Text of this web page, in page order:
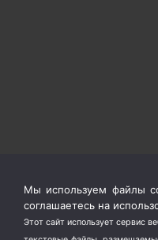
Мы используем файлы
соглашаетесь на
Этот сайт использует сервис